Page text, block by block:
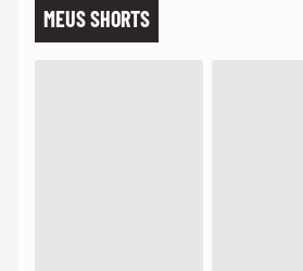
MEUS SHORTS